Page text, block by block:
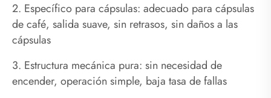
2. Específico para cápsulas: adecuado para cápsulas
de café, salida suave, sin retrasos, sin daños a las
cápsulas
3. Estructura mecánica pura: sin necesidad de
encender, operación simple, baja tasa de fallas